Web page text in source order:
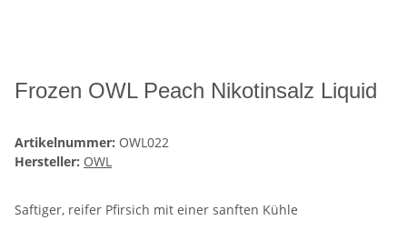
Frozen OWL Peach Nikotinsalz Liquid
Artikelnummer: OWL022
Hersteller: OWL
Saftiger, reifer Pfirsich mit einer sanften Kühle